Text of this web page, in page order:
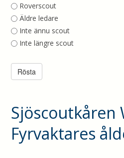
Roverscout
Äldre ledare
Inte ännu scout
Inte längre scout
Sjöscoutkåren
Fyrvaktares